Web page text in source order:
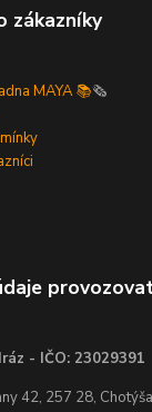
zákazníky
MAYA 📚🗞️
- IČO: 23029391
42, 257 28,